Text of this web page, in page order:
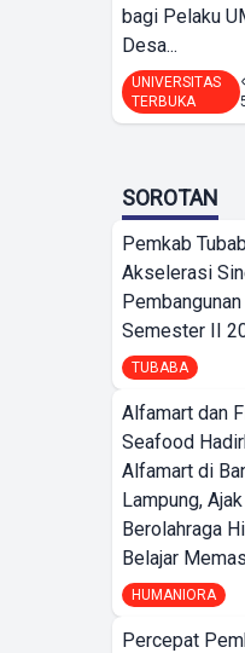
bagi Pelaku
Desa...
UNIVERSITAS
TERBUKA
SOROTAN
Pemkab
Akselerasi
Semester II
TUBABA
Alfamart dan
Seafood
Alfamart di
Lampung,
Berolahraga
Belajar
HUMANIORA
Percepat